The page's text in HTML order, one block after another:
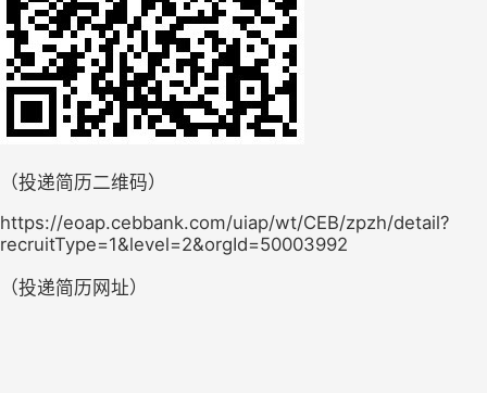
（投递简历二维码）
https://eoap.cebbank.com/uiap/wt/CEB/zpzh/detail?
recruitType=1&level=2&orgId=50003992
（投递简历网址）